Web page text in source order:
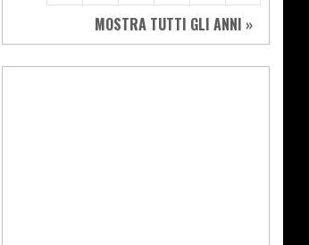
MOSTRA TUTTI GLI ANNI »